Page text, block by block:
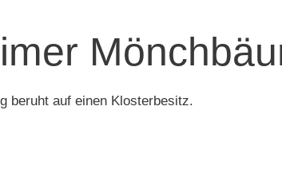
beruht auf einen Klosterbesitz.